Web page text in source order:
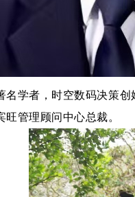
名学者，时空数码决策
管理顾问中心总裁。